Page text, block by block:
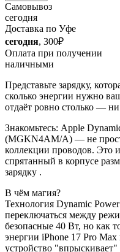
Самовывоз
сегодня
Доставка по Уфе
сегодня, 300₽
Оплата при получении
наличными
Представьте зарядку,
сколько энергии нужно
отдаёт ровно столько —
Знакомьтесь: Apple
(MGKN4AM/A) — не
коллекции проводов. Это
спрятанный в корпусе
зарядку .
В чём магия?
Технология Dynamic
переключаться между
безопасные 40 Вт, но как
энергии iPhone 17 Pro
устройство